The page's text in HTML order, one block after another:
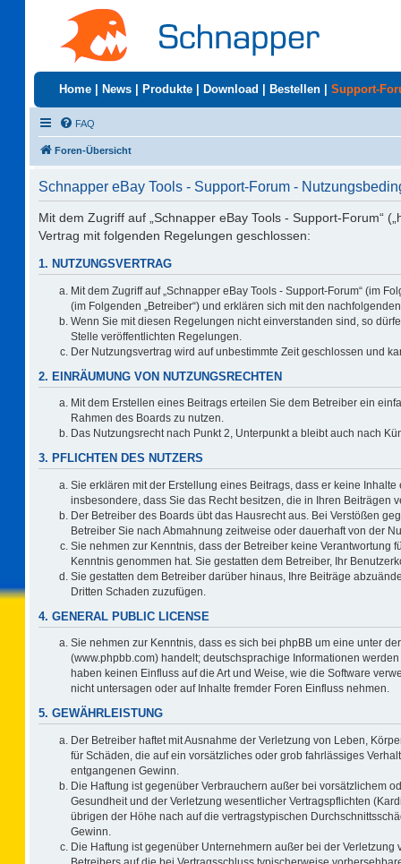
Home News Produkte Download Bestellen Support-
FAQ
Foren-Übersicht
Schnapper eBay Tools - Support-Forum -
Mit dem Zugriff auf „Schnapper eBay Tools - Support-Forum“
Vertrag mit folgenden Regelungen geschlossen:
1. NUTZUNGSVERTRAG
Mit dem Zugriff auf „Schnapper eBay Tools - Support-Forum“ (im
(im Folgenden „Betreiber“) und erklären sich mit den
Wenn Sie mit diesen Regelungen nicht einverstanden sind, so
Stelle veröffentlichten Regelungen.
Der Nutzungsvertrag wird auf unbestimmte Zeit geschlossen und
2. EINRÄUMUNG VON NUTZUNGSRECHTEN
Mit dem Erstellen eines Beitrags erteilen Sie dem Betreiber ein
Rahmen des Boards zu nutzen.
Das Nutzungsrecht nach Punkt 2, Unterpunkt a bleibt auch nach
3. PFLICHTEN DES NUTZERS
Sie erklären mit der Erstellung eines Beitrags, dass er keine
insbesondere, dass Sie das Recht besitzen, die in Ihren Beiträgen
Der Betreiber des Boards übt das Hausrecht aus. Bei Verstößen
Betreiber Sie nach Abmahnung zeitweise oder dauerhaft von der
Sie nehmen zur Kenntnis, dass der Betreiber keine Verantwortung
Kenntnis genommen hat. Sie gestatten dem Betreiber, Ihr
Sie gestatten dem Betreiber darüber hinaus, Ihre Beiträge
Dritten Schaden zuzufügen.
4. GENERAL PUBLIC LICENSE
Sie nehmen zur Kenntnis, dass es sich bei phpBB um eine unter der
(www.phpbb.com) handelt; deutschsprachige Informationen
haben keinen Einfluss auf die Art und Weise, wie die Software
nicht untersagen oder auf Inhalte fremder Foren Einfluss nehmen.
5. GEWÄHRLEISTUNG
Der Betreiber haftet mit Ausnahme der Verletzung von Leben,
für Schäden, die auf ein vorsätzliches oder grob fahrlässiges
entgangenen Gewinn.
Die Haftung ist gegenüber Verbrauchern außer bei vorsätzlichem
Gesundheit und der Verletzung wesentlicher Vertragspflichten
übrigen der Höhe nach auf die vertragstypischen
Gewinn.
Die Haftung ist gegenüber Unternehmern außer bei der